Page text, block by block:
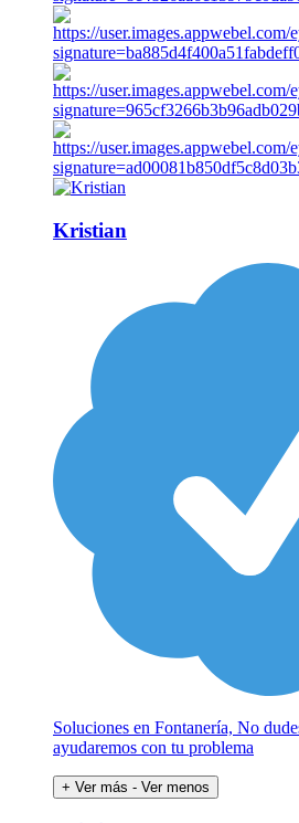
Kristian
Soluciones en Fontanería, No
ayudaremos con tu problema
+ Ver más - Ver menos